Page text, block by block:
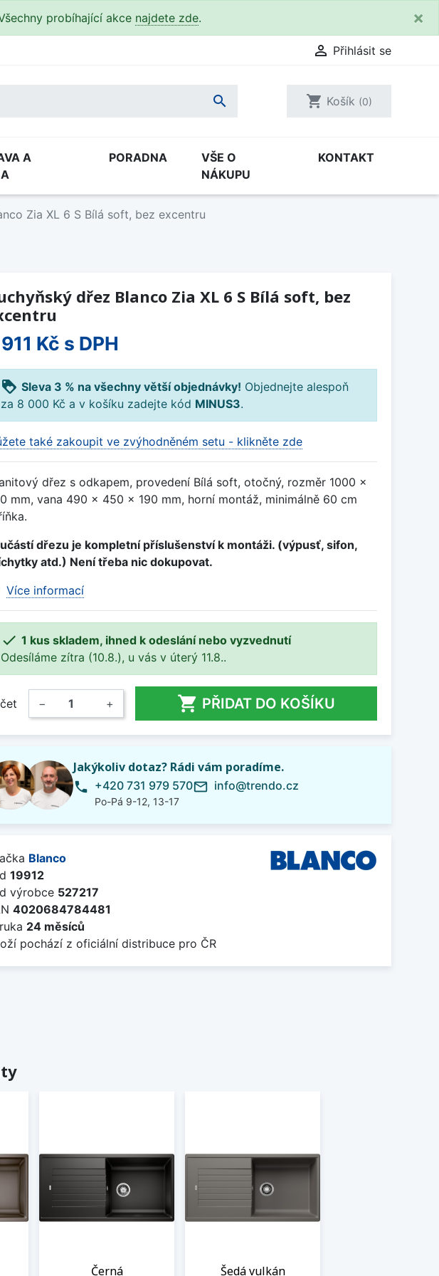
probíhající akce najdete zde. ×
 Přihlásit se
 shopping_cart Košík (0)
A
PORADNA
VŠE O
NÁKUPU
KONTAKT
Zia XL 6 S Bílá soft, bez excentru
dřez Blanco Zia XL 6 S Bílá soft, bez
Kč s DPH
loyalty Sleva 3 % na všechny větší objednávky! Objednejte alespoň
za 8 000 Kč a v košíku zadejte kód MINUS3.
také zakoupit ve zvýhodněném setu - klikněte zde
dřez s odkapem, provedení Bílá soft, otočný, rozměr 1000 x
mm, vana 490 x 450 x 190 mm, horní montáž, minimálně 60 cm
dřezu je kompletní příslušenství k montáži. (výpusť, sifon,
atd.) Není třeba nic dokupovat.
Více informací
 1 kus skladem, ihned k odeslání nebo vyzvednutí
Odesíláme zítra (10.8.), u vás v úterý 11.8..
− +  PŘIDAT DO KOŠÍKU
Jakýkoliv dotaz? Rádi vám poradíme.
phone +420 731 979 570
Po-Pá 9-12, 13-17
mail_outline info@trendo.cz
Blanco
19912
výrobce 527217
4020684784481
24 měsíců
pochází z oficiální distribuce pro ČR
Černá Šedá vulkán